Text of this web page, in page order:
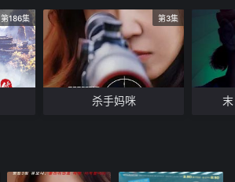
第186集 第3集
杀手妈咪